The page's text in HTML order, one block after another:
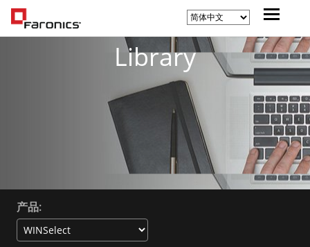
Library
产品: